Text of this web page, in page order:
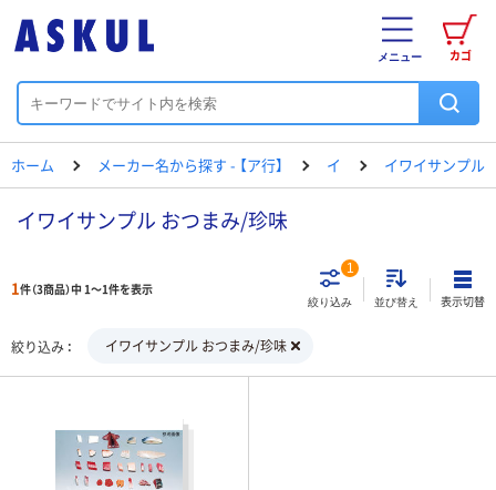
カゴ
メニュー
ホーム メーカー名から探す - 【ア行】 イ イワイサンプル
イワイサンプル おつまみ/珍味
1件（3商品）中 1～1件を表示
絞り込み
1
並び替え 表示切替
絞り込み イワイサンプル おつまみ/珍味